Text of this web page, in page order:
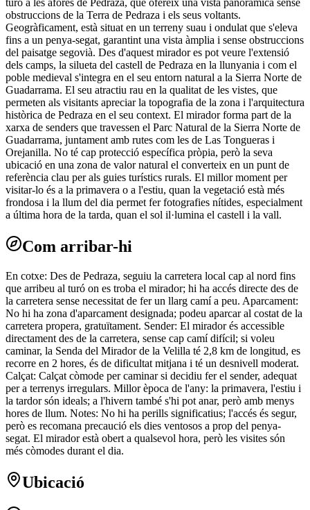
turó a les afores de Pedraza, que ofereix una vista panoràmica sense
obstruccions de la Terra de Pedraza i els seus voltants.
Geogràficament, està situat en un terreny suau i ondulat que s'eleva
fins a un penya-segat, garantint una vista àmplia i sense obstruccions
del paisatge segovià. Des d'aquest mirador es pot veure l'extensió
dels camps, la silueta del castell de Pedraza en la llunyania i com el
poble medieval s'integra en el seu entorn natural a la Sierra Norte de
Guadarrama. El seu atractiu rau en la qualitat de les vistes, que
permeten als visitants apreciar la topografia de la zona i l'arquitectura
històrica de Pedraza en el seu context. El mirador forma part de la
xarxa de senders que travessen el Parc Natural de la Sierra Norte de
Guadarrama, juntament amb rutes com les de Las Tongueras i
Orejanilla. No té cap protecció específica pròpia, però la seva
ubicació en una zona de valor natural el converteix en un punt de
referència clau per als guies turístics rurals. El millor moment per
visitar-lo és a la primavera o a l'estiu, quan la vegetació està més
frondosa i la llum del dia permet fer fotografies nítides, especialment
a última hora de la tarda, quan el sol il·lumina el castell i la vall.
Com arribar-hi
En cotxe: Des de Pedraza, seguiu la carretera local cap al nord fins
que arribeu al turó on es troba el mirador; hi ha accés directe des de
la carretera sense necessitat de fer un llarg camí a peu. Aparcament:
No hi ha zona d'aparcament designada; podeu aparcar al costat de la
carretera propera, gratuïtament. Sender: El mirador és accessible
directament des de la carretera, sense cap camí difícil; si voleu
caminar, la Senda del Mirador de la Velilla té 2,8 km de longitud, es
recorre en 2 hores, és de dificultat mitjana i té un desnivell moderat.
Calçat: Calçat còmode per caminar si decidiu fer el sender, adequat
per a terrenys irregulars. Millor època de l'any: la primavera, l'estiu i
la tardor són ideals; a l'hivern també s'hi pot anar, però amb menys
hores de llum. Notes: No hi ha perills significatius; l'accés és segur,
però es recomana precaució els dies ventosos a prop del penya-
segat. El mirador està obert a qualsevol hora, però les visites són
més còmodes durant el dia.
Ubicació